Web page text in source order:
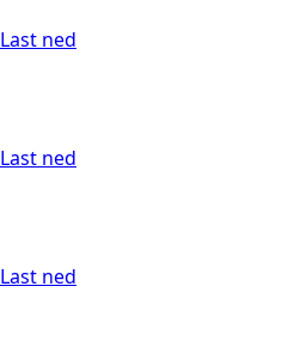
Last ned
Last ned
Last ned